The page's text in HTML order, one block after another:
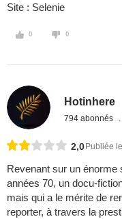
Site : Selenie
0 0
Hotinhere
794 abonnés
2,0 Publiée
Revenant sur un énorme
années 70, un docu-
mais qui a le mérite de
reporter, à travers la